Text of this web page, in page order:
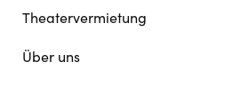
Theatervermietung
Über uns